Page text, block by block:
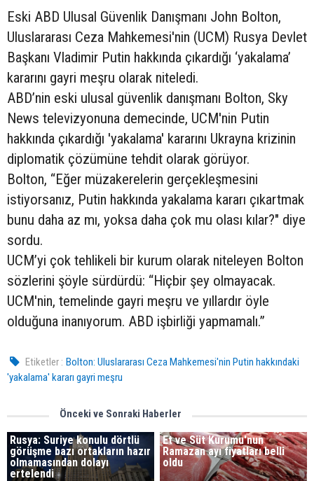
Eski ABD Ulusal Güvenlik Danışmanı John Bolton,
Uluslararası Ceza Mahkemesi'nin (UCM) Rusya Devlet
Başkanı Vladimir Putin hakkında çıkardığı ‘yakalama’
kararını gayri meşru olarak niteledi.
ABD’nin eski ulusal güvenlik danışmanı Bolton, Sky
News televizyonuna demecinde, UCM'nin Putin
hakkında çıkardığı 'yakalama' kararını Ukrayna krizinin
diplomatik çözümüne tehdit olarak görüyor.
Bolton, “Eğer müzakerelerin gerçekleşmesini
istiyorsanız, Putin hakkında yakalama kararı çıkartmak
bunu daha az mı, yoksa daha çok mu olası kılar?" diye
sordu.
UCM’yi çok tehlikeli bir kurum olarak niteleyen Bolton
sözlerini şöyle sürdürdü: “Hiçbir şey olmayacak.
UCM'nin, temelinde gayri meşru ve yıllardır öyle
olduğuna inanıyorum. ABD işbirliği yapmamalı.”
Etiketler : Bolton: Uluslararası Ceza Mahkemesi'nin Putin hakkındaki
'yakalama' kararı gayri meşru
Önceki ve Sonraki Haberler
Rusya: Suriye konulu dörtlü
görüşme bazı ortakların hazır
olmamasından dolayı
ertelendi
Et ve Süt Kurumu'nun
Ramazan ayı fiyatları belli
oldu